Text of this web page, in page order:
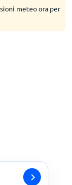
meteo ora per